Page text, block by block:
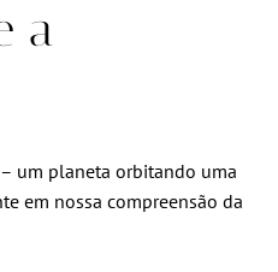
a
um planeta orbitando uma
em nossa compreensão da